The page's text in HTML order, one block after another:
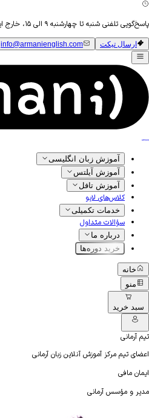
پاسخ‌گویی تلفنی شنبه تا چهارشنبه ۹ الی ۱۵، خارج این ساعات از طریق ارسال ایمیل
ارسال تیکت info@armanienglish.com
آموزش زبان انگلیسی
آموزش آیلتس
آموزش تافل
کلاس‌های لایو
خدمات تکمیلی
سؤالات متداول
درباره ما
خرید دوره‌ها
خانه
منو
سبد خرید
تیم آرمانی
اعضای تیم مرکز آموزش آنلاین زبان آرمانی
ایمان مافی
مدیر و مؤسس آرمانی